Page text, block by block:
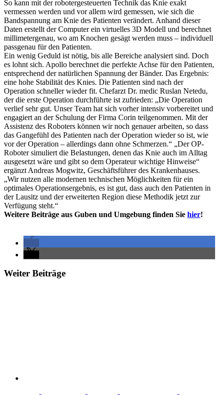
So kann mit der robotergesteuerten Technik das Knie exakt
vermessen werden und vor allem wird gemessen, wie sich die
Bandspannung am Knie des Patienten verändert. Anhand dieser
Daten erstellt der Computer ein virtuelles 3D Modell und berechnet
millimetergenau, wo am Knochen gesägt werden muss – individuell
passgenau für den Patienten.
Ein wenig Geduld ist nötig, bis alle Bereiche analysiert sind. Doch
es lohnt sich. Apollo berechnet die perfekte Achse für den Patienten,
entsprechend der natürlichen Spannung der Bänder. Das Ergebnis:
eine hohe Stabilität des Knies. Die Patienten sind nach der
Operation schneller wieder fit. Chefarzt Dr. medic Ruslan Netedu,
der die erste Operation durchführte ist zufrieden: „Die Operation
verlief sehr gut. Unser Team hat sich vorher intensiv vorbereitet und
engagiert an der Schulung der Firma Corin teilgenommen. Mit der
Assistenz des Roboters können wir noch genauer arbeiten, so dass
das Gangefühl des Patienten nach der Operation wieder so ist, wie
vor der Operation – allerdings dann ohne Schmerzen.“ „Der OP-
Roboter simuliert die Belastungen, denen das Knie auch im Alltag
ausgesetzt wäre und gibt so dem Operateur wichtige Hinweise“
ergänzt Andreas Mogwitz, Geschäftsführer des Krankenhauses.
„Wir nutzen alle modernen technischen Möglichkeiten für ein
optimales Operationsergebnis, es ist gut, dass auch den Patienten in
der Lausitz und der erweiterten Region diese Methodik jetzt zur
Verfügung steht.“
Weitere Beiträge aus Guben und Umgebung finden Sie hier!
Weiter Beiträge